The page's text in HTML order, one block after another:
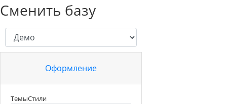
Сменить базу
Оформление
ТемыСтили